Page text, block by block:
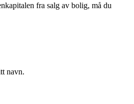
fra salg av bolig, må du
navn.